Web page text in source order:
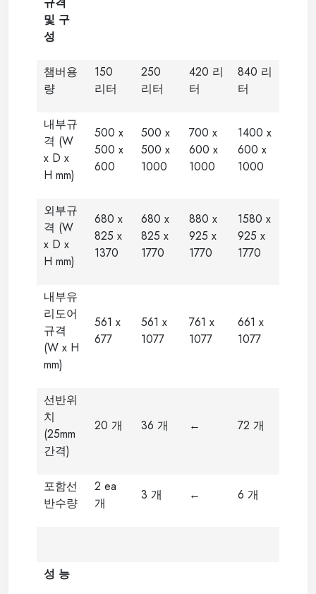
및 구
성
챔버용
량
150
리터
250
리터
420 리
터
840 리
터
내부규
격 (W
x D x
H mm)
500 x
500 x
600
500 x
500 x
1000
700 x
600 x
1000
1400 x
600 x
1000
외부규
격 (W
x D x
H mm)
680 x
825 x
1370
680 x
825 x
1770
880 x
925 x
1770
1580 x
925 x
1770
내부유
리도어
규격
(W x H
mm)
561 x
677
561 x
1077
761 x
1077
661 x
1077
선반위
치
(25mm
간격)
20 개 36 개 ← 72 개
포함선
반수량
2 ea
개
3 개 ← 6 개
성 능